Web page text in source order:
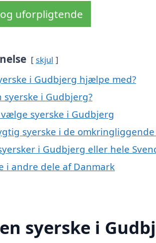
uforpligtende
skjul
i Gudbjerg hjælpe med?
syerske i Gudbjerg?
syerske i Gudbjerg
syerske i de
i Gudbjerg eller hele
i andre dele af Danmark
syerske i